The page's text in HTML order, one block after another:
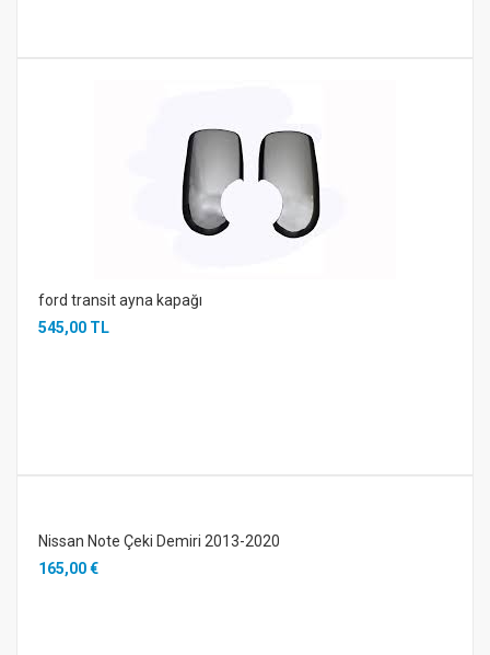
ford transit ayna kapağı
545,00 TL
Nissan Note Çeki Demiri 2013-2020
165,00 €